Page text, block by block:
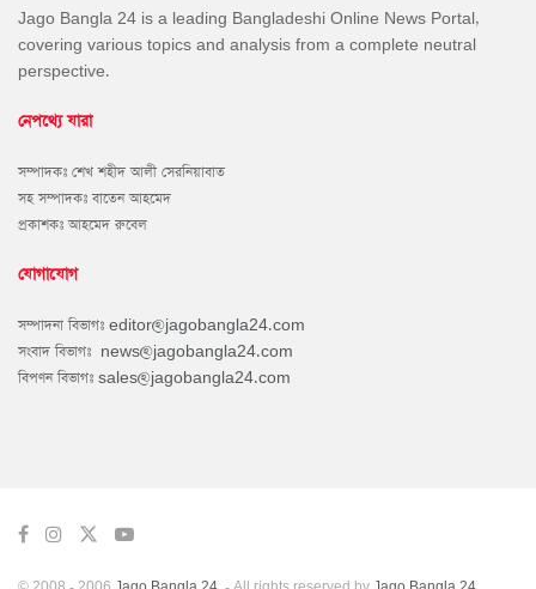
Jago Bangla 24 is a leading Bangladeshi Online News Portal,
covering various topics and analysis from a complete neutral
perspective.
নেপথ্যে যারা
সম্পাদকঃ শেখ শহীদ আলী সেরনিয়াবাত
সহ সম্পাদকঃ বাতেন আহমেদ
প্রকাশকঃ আহমেদ রুবেল
যোগাযোগ
সম্পাদনা বিভাগঃ editor@jagobangla24.com
সংবাদ বিভাগঃ news@jagobangla24.com
বিপণন বিভাগঃ sales@jagobangla24.com